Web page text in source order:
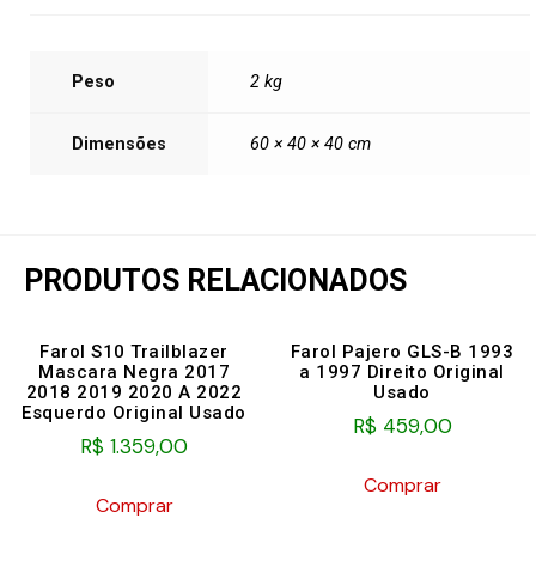
Peso 2 kg
Dimensões 60 × 40 × 40 cm
PRODUTOS RELACIONADOS
Farol S10 Trailblazer
Mascara Negra 2017
2018 2019 2020 A 2022
Esquerdo Original Usado
R$ 1.359,00
Comprar
Farol Pajero GLS-B 1993
a 1997 Direito Original
Usado
R$459,00
Comprar